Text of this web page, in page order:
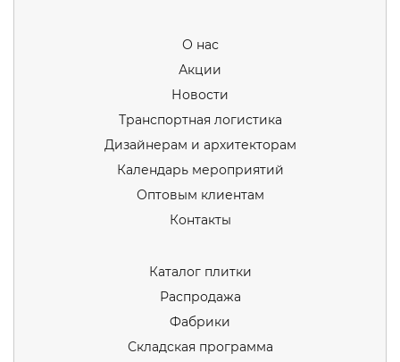
О нас
Акции
Новости
Транспортная логистика
Дизайнерам и архитекторам
Календарь мероприятий
Оптовым клиентам
Контакты
Каталог плитки
Распродажа
Фабрики
Складская программа